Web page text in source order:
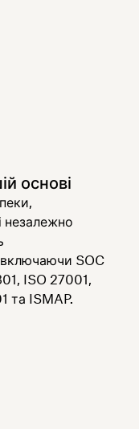
основі
незалежно
SOC
ISO 27001,
та ISMAP.